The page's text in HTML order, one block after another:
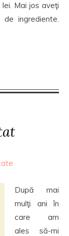
Mai jos aveţi
ingrediente.
După mai
mulţi ani în
care am
ales să-mi